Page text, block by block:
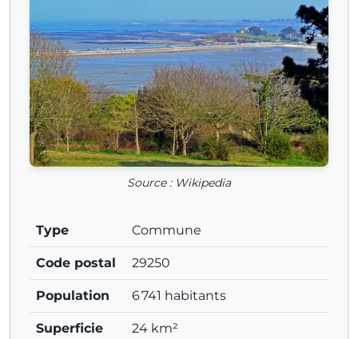
Source : Wikipedia
Type Commune
Code postal 29250
Population 6 741 habitants
Superficie 24 km²